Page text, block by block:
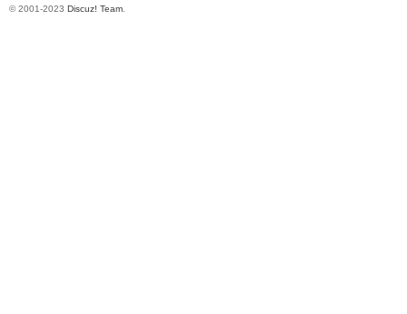
© 2001-2023 Discuz! Team